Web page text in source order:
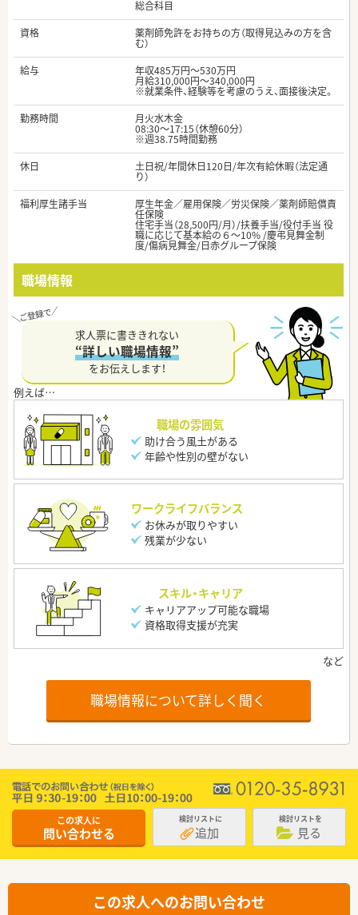
総合科目
資格
薬剤師免許をお持ちの方（取得見込みの方を含
む）
給与
年収485万円～530万円
月給310,000円～340,000円
※就業条件、経験等を考慮のうえ、面接後決定。
勤務時間
月火水木金
08:30～17:15（休憩60分）
※週38.75時間勤務
休日
土日祝/年間休日120日/年次有給休暇（法定通
り）
福利厚生諸手当
厚生年金／雇用保険／労災保険／薬剤師賠償責
任保険
住宅手当（28,500円/月）/扶養手当/役付手当 役
職に応じて基本給の６～10% /慶弔見舞金制
度/傷病見舞金/日赤グループ保険
職場情報
求人票に書ききれない
“詳しい職場情報”
をお伝えします！
職場の雰囲気
助け合う風土がある
年齢や性別の壁がない
ワークライフバランス
お休みが取りやすい
残業が少ない
スキル・キャリア
キャリアアップ可能な職場
資格取得支援が充実
職場情報について詳しく聞く
この求人に
問い合わせる
検討リストに
追加
検討リストを
見る
この求人へのお問い合わせ